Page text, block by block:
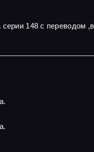
148 с переводом